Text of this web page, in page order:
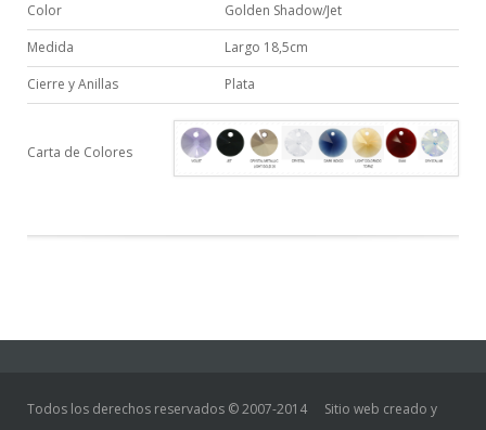
Color
Golden Shadow/Jet
Medida
Largo 18,5cm
Cierre y Anillas
Plata
Carta de Colores
Todos los derechos reservados © 2007-2014 Sitio web creado y